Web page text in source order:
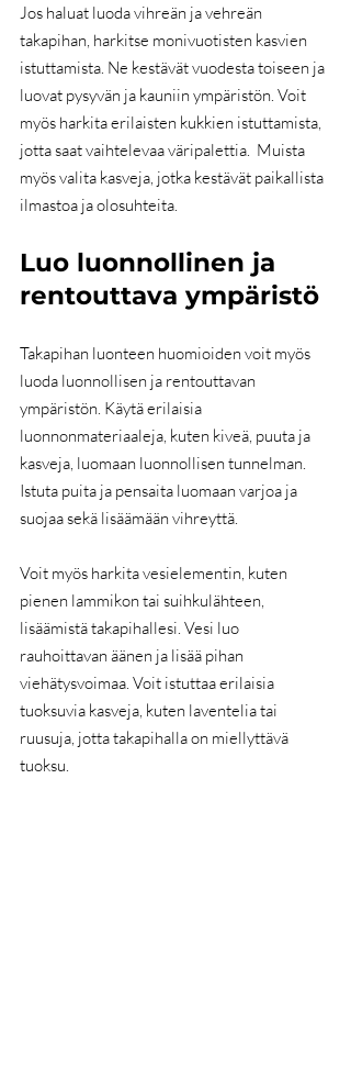
Jos haluat luoda vihreän ja vehreän
takapihan, harkitse monivuotisten kasvien
istuttamista. Ne kestävät vuodesta toiseen ja
luovat pysyvän ja kauniin ympäristön. Voit
myös harkita erilaisten kukkien istuttamista,
jotta saat vaihtelevaa väripalettia.  Muista
myös valita kasveja, jotka kestävät paikallista
ilmastoa ja olosuhteita.
Luo luonnollinen ja
rentouttava ympäristö
Takapihan luonteen huomioiden voit myös
luoda luonnollisen ja rentouttavan
ympäristön. Käytä erilaisia
luonnonmateriaaleja, kuten kiveä, puuta ja
kasveja, luomaan luonnollisen tunnelman.
Istuta puita ja pensaita luomaan varjoa ja
suojaa sekä lisäämään vihreyttä.
Voit myös harkita vesielementin, kuten
pienen lammikon tai suihkulähteen,
lisäämistä takapihallesi. Vesi luo
rauhoittavan äänen ja lisää pihan
viehätysvoimaa. Voit istuttaa erilaisia ​​
tuoksuvia kasveja, kuten laventelia tai
ruusuja, jotta takapihalla on miellyttävä
tuoksu.